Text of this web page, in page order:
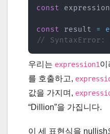
const
const result =
// SyntaxError:
우리는 expression1이
를 호출하고,
값을 가지며,
“Dillion”을 가집니다.
이 세 표현식을 nullish